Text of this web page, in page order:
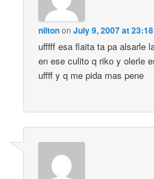
niltononJuly 9, 2007 at 23:18
ufffff esa flaita ta pa alsarle
en ese culito q riko y olerle
uffff y q me pida mas pene